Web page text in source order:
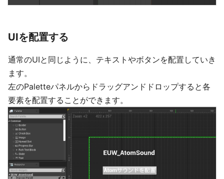
UIを配置する
通常のUIと同じように、テキストやボタンを配置していき
ます。
左のPaletteパネルからドラッグアンドドロップすると各
要素を配置することができます。